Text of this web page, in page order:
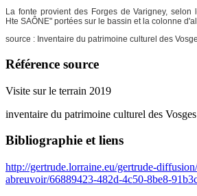
La fonte provient des Forges de Varigney, selon
Hte SAÔNE" portées sur le bassin et la colonne
source : Inventaire du patrimoine culturel des
Référence source
Visite sur le terrain 2019
inventaire du patrimoine culturel des Vosges
Bibliographie et liens
http://gertrude.lorraine.eu/gertrude-
abreuvoir/66889423-482d-4c50-8be8-